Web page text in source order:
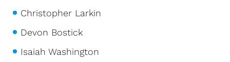
Christopher Larkin
Devon Bostick
Isaiah Washington